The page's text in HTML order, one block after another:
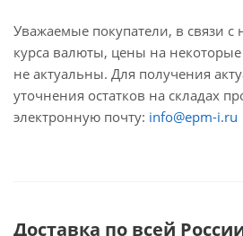
Уважаемые покупатели, в связи с
курса валюты, цены на
не актуальны. Для получения
уточнения остатков на складах
электронную почту: info@epm-i.ru
Доставка по всей